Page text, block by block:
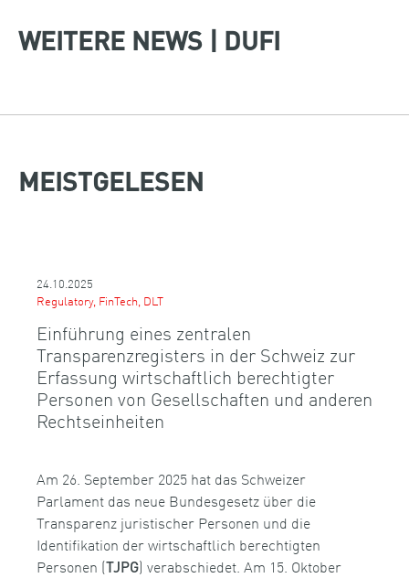
WEITERE NEWS | DUFI
MEISTGELESEN
24.10.2025
Regulatory, FinTech, DLT
Einführung eines zentralen
Transparenzregisters in der Schweiz zur
Erfassung wirtschaftlich berechtigter
Personen von Gesellschaften und anderen
Rechtseinheiten
Am 26. September 2025 hat das Schweizer
Parlament das neue Bundesgesetz über die
Transparenz juristischer Personen und die
Identifikation der wirtschaftlich berechtigten
Personen ( TJPG) verabschiedet. Am 15. Oktober